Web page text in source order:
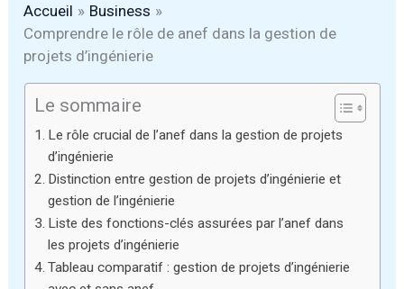
Accueil
Business
Comprendre le rôle de anef dans la gestion de
projets d’ingénierie
Le sommaire
Le rôle crucial de l’anef dans la gestion de projets
d’ingénierie
Distinction entre gestion de projets d’ingénierie et
gestion de l’ingénierie
Liste des fonctions-clés assurées par l’anef dans
les projets d’ingénierie
Tableau comparatif : gestion de projets d’ingénierie